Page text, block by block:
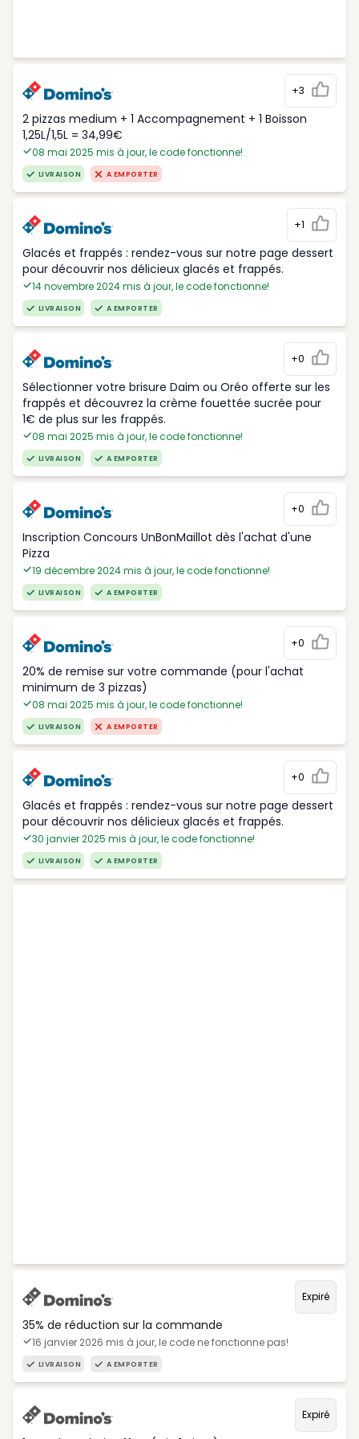
+3
2 pizzas medium + 1 Accompagnement + 1 Boisson
1,25L/1,5L = 34,99€
08 mai 2025 mis à jour, le code fonctionne!
LIVRAISON A EMPORTER
+1
Glacés et frappés : rendez-vous sur notre page dessert
pour découvrir nos délicieux glacés et frappés.
14 novembre 2024 mis à jour, le code fonctionne!
LIVRAISON A EMPORTER
+0
Sélectionner votre brisure Daim ou Oréo offerte sur les
frappés et découvrez la crème fouettée sucrée pour
1€ de plus sur les frappés.
08 mai 2025 mis à jour, le code fonctionne!
LIVRAISON A EMPORTER
+0
Inscription Concours UnBonMaillot dès l'achat d'une
Pizza
19 décembre 2024 mis à jour, le code fonctionne!
LIVRAISON A EMPORTER
+0
20% de remise sur votre commande (pour l'achat
minimum de 3 pizzas)
08 mai 2025 mis à jour, le code fonctionne!
LIVRAISON A EMPORTER
+0
Glacés et frappés : rendez-vous sur notre page dessert
pour découvrir nos délicieux glacés et frappés.
30 janvier 2025 mis à jour, le code fonctionne!
LIVRAISON A EMPORTER
Expiré
35% de réduction sur la commande
16 janvier 2026 mis à jour, le code ne fonctionne pas!
LIVRAISON A EMPORTER
Expiré